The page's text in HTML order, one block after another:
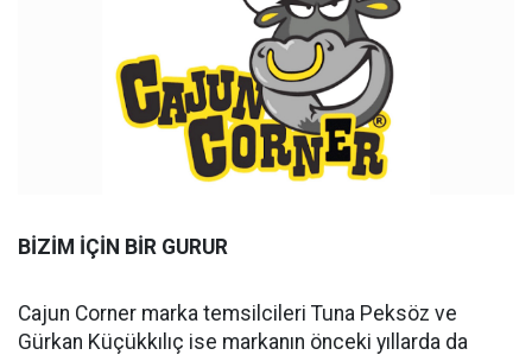
BİZİM İÇİN BİR GURUR
Cajun Corner marka temsilcileri Tuna Peksöz ve
Gürkan Küçükkılıç ise markanın önceki yıllarda da